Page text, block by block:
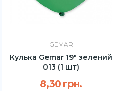
GEMAR
Кулька Gemar 19" зелений
013 (1 шт)
8,30 грн.